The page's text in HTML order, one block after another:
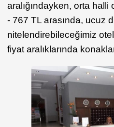
aralığındayken, orta
- 767 TL arasında, ucuz
nitelendirebileceğimiz
fiyat aralıklarında